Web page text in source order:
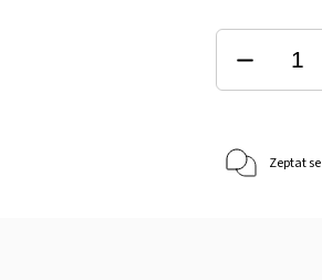
Zeptat se